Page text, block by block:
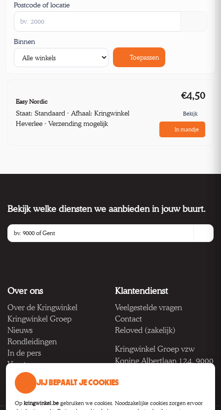
Postcode of locatie
Binnen
Toepassen
Easy Nordic
Staat: Standaard · Afhaal: Kringwinkel
Heverlee · Verzending mogelijk
€4,50
Bekijk
In mandje
Bekijk welke diensten we aanbieden in jouw buurt.
Over ons
Over de Kringwinkel
Kringwinkel Groep
Nieuws
Rondleidingen
In de pers
Vacatures
Klantendienst
Veelgestelde vragen
Contact
Reloved (zakelijk)
Kringwinkel Groep vzw
Koning Albertlaan 124, 9000
BTW BE 1033.922.208
JIJ BEPAALT JE COOKIES
Op kringwinkel.be gebruiken we cookies. Noodzakelijke cookies zorgen ervoor